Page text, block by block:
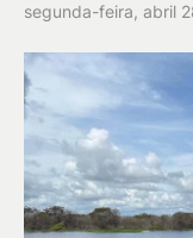
segunda-feira, abril